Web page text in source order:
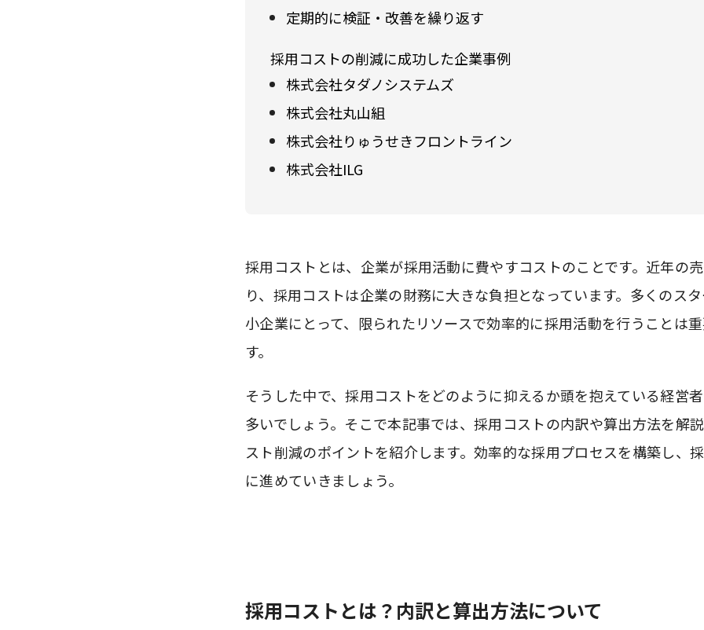
定期的に検証・改善を繰り返す
採用コストの削減に成功した企業事例
株式会社タダノシステムズ
株式会社丸山組
株式会社りゅうせきフロントライン
株式会社ILG
採用コストとは、企業が採用活動に費やすコストのことです。近年の
り、採用コストは企業の財務に大きな負担となっています。多くのス
小企業にとって、限られたリソースで効率的に採用活動を行うことは
す。
そうした中で、採用コストをどのように抑えるか頭を抱えている経営
多いでしょう。そこで本記事では、採用コストの内訳や算出方法を解
スト削減のポイントを紹介します。効率的な採用プロセスを構築し、
に進めていきましょう。
採用コストとは？内訳と算出方法について